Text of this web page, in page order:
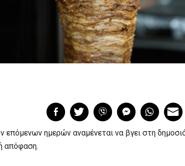
επόμενων ημερών αναμένεται να βγει στη
απόφαση.